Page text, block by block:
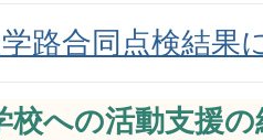
路合同点検結果
校への活動支援の